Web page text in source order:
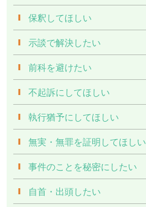
保釈してほしい
示談で解決したい
前科を避けたい
不起訴にしてほしい
執行猶予にしてほしい
無実・無罪を証明してほしい
事件のことを秘密にしたい
自首・出頭したい